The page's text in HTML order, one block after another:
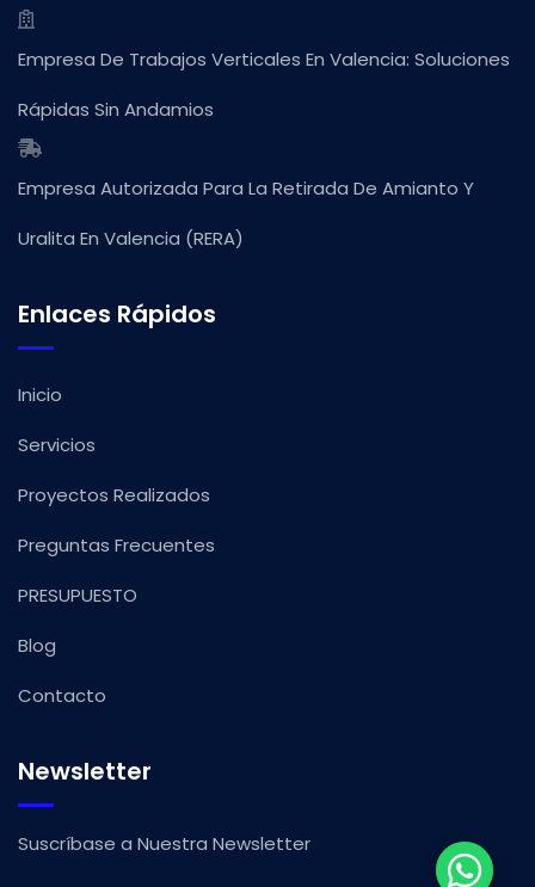
Empresa De Trabajos Verticales En Valencia: Soluciones
Rápidas Sin Andamios
Empresa Autorizada Para La Retirada De Amianto Y
Uralita En Valencia (RERA)
Enlaces Rápidos
Inicio
Servicios
Proyectos Realizados
Preguntas Frecuentes
PRESUPUESTO
Blog
Contacto
Newsletter
Suscríbase a Nuestra Newsletter